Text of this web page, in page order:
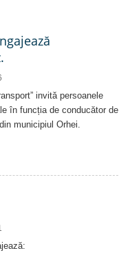
invită persoanele
în funcția de conducător de
municipiul Orhei.